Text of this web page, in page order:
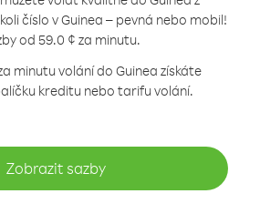
číslo v Guinea – pevná nebo mobil!
od 59.0 ¢ za minutu.
minutu volání do Guinea získáte
kreditu nebo tarifu volání.
Zobrazit sazby